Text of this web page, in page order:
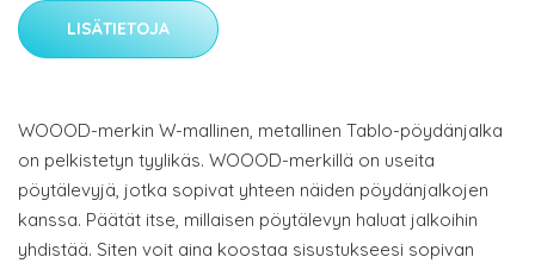
LISÄTIETOJA
WOOOD-merkin W-mallinen, metallinen Tablo-pöydänjalka
on pelkistetyn tyylikäs. WOOOD-merkillä on useita
pöytälevyjä, jotka sopivat yhteen näiden pöydänjalkojen
kanssa. Päätät itse, millaisen pöytälevyn haluat jalkoihin
yhdistää. Siten voit aina koostaa sisustukseesi sopivan